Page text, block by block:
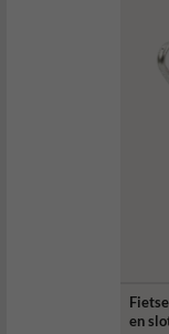
en